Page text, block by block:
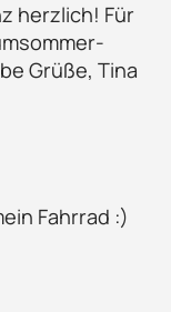
herzlich! Für
Grüße, Tina
Fahrrad :)